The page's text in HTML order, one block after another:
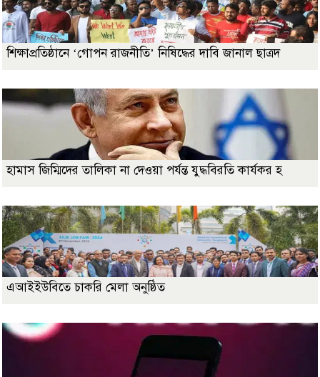
শিক্ষাপ্রতিষ্ঠানে ‘গোপন রাজনীতি’ নিষিদ্ধের দাবি জানাল ছাত্রদ
হামাস জিম্মিদের তালিকা না দেওয়া পর্যন্ত যুদ্ধবিরতি কার্যকর হ
এআইইউবিতে চাকরি মেলা অনুষ্ঠিত